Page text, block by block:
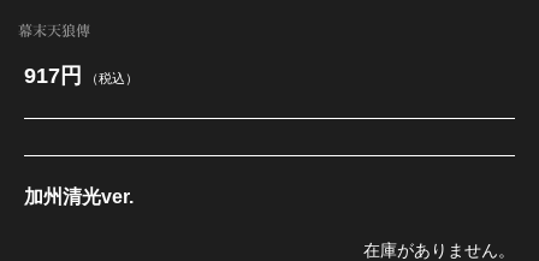
幕末天狼傳
917円 （税込）
加州清光ver.
在庫がありません。